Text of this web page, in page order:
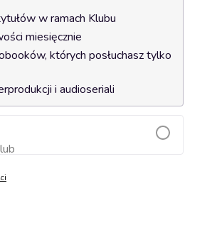
w ramach Klubu
miesięcznie
których posłuchasz tylko
i audioseriali
Dodaj do koszyka